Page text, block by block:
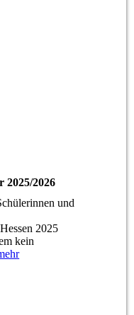
2025/2026
und
2025
kein